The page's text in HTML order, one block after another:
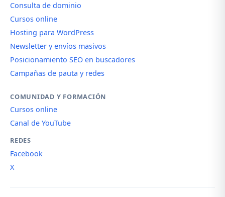
Consulta de dominio
Cursos online
Hosting para WordPress
Newsletter y envíos masivos
Posicionamiento SEO en buscadores
Campañas de pauta y redes
COMUNIDAD Y FORMACIÓN
Cursos online
Canal de YouTube
REDES
Facebook
X